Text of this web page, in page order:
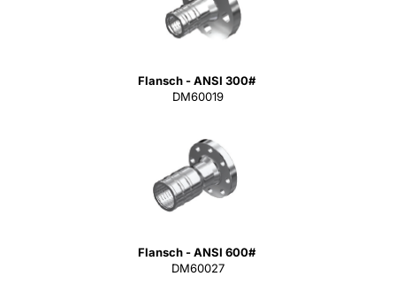
Flansch - ANSI 300#
DM60019
Flansch - ANSI 600#
DM60027